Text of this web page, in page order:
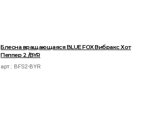
Блесна вращающаяся BLUE FOX Вибракс Хот
Пеппер 2 /BYR
арт.: BFS2-BYR